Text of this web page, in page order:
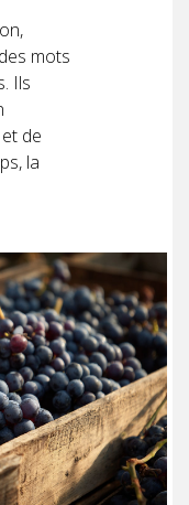
mots
Ils
de
la